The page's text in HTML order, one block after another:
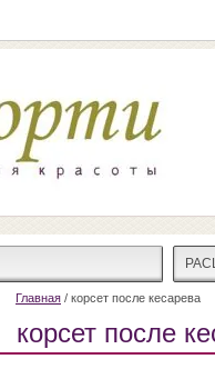
Главная / корсет после кесарева
корсет после